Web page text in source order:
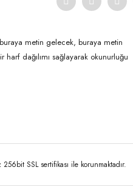
metin gelecek, buraya metin
dağılımı sağlayarak okunurluğu
SSL sertifikası ile korunmaktadır.